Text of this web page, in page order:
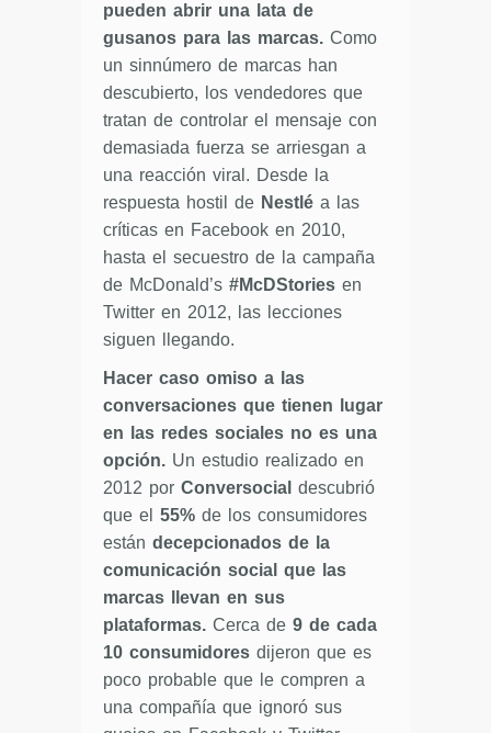
pueden abrir una lata de
gusanos para las marcas. Como
un sinnúmero de marcas han
descubierto, los vendedores que
tratan de controlar el mensaje con
demasiada fuerza se arriesgan a
una reacción viral. Desde la
respuesta hostil de Nestlé a las
críticas en Facebook en 2010,
hasta el secuestro de la campaña
de McDonald’s #McDStories en
Twitter en 2012, las lecciones
siguen llegando.
Hacer caso omiso a las
conversaciones que tienen lugar
en las redes sociales no es una
opción. Un estudio realizado en
2012 por Conversocial descubrió
que el 55% de los consumidores
están decepcionados de la
comunicación social que las
marcas llevan en sus
plataformas. Cerca de 9 de cada
10 consumidores dijeron que es
poco probable que le compren a
una compañía que ignoró sus